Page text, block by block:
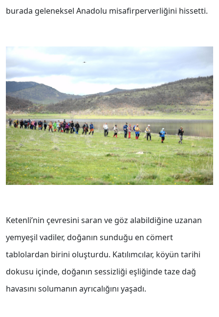
burada geleneksel Anadolu misafirperverliğini hissetti.
Ketenli’nin çevresini saran ve göz alabildiğine uzanan
yemyeşil vadiler, doğanın sunduğu en cömert
tablolardan birini oluşturdu. Katılımcılar, köyün tarihi
dokusu içinde, doğanın sessizliği eşliğinde taze dağ
havasını solumanın ayrıcalığını yaşadı.